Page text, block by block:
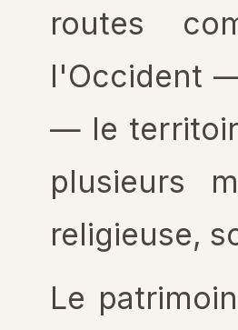
routes
l'Occident
— le
plusieurs
religieuse,
Le